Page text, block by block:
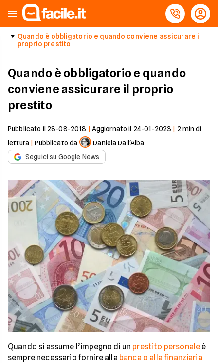
Quando è obbligatorio e quando conviene assicurare il
proprio prestito
Quando è obbligatorio e quando
conviene assicurare il proprio
prestito
Pubblicato il 28-08-2018 Aggiornato il 24-01-2023 2 min di
lettura |Pubblicato da
Daniela Dall'Alba
Seguici su Google News
Quando si assume l’impegno di un prestito personale è
sempre necessario fornire alla banca o alla finanziaria